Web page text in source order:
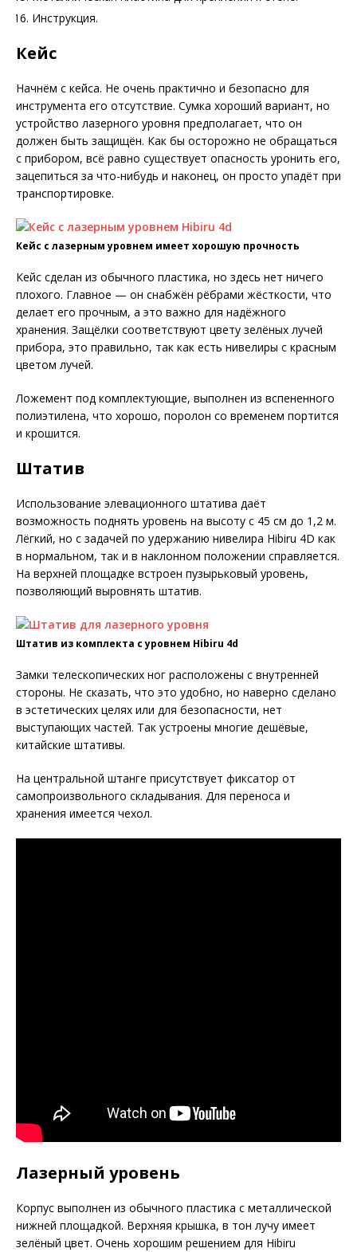
Инструкция.
Кейс
Начнём с кейса. Не очень практично и безопасно для
инструмента его отсутствие. Сумка хороший вариант, но
устройство лазерного уровня предполагает, что он
должен быть защищён. Как бы осторожно не обращаться
с прибором, всё равно существует опасность уронить его,
зацепиться за что-нибудь и наконец, он просто упадёт при
транспортировке.
Кейс с лазерным уровнем имеет хорошую прочность
Кейс сделан из обычного пластика, но здесь нет ничего
плохого. Главное — он снабжён рёбрами жёсткости, что
делает его прочным, а это важно для надёжного
хранения. Защёлки соответствуют цвету зелёных лучей
прибора, это правильно, так как есть нивелиры с красным
цветом лучей.
Ложемент под комплектующие, выполнен из вспененного
полиэтилена, что хорошо, поролон со временем портится
и крошится.
Штатив
Использование элевационного штатива даёт
возможность поднять уровень на высоту с 45 см до 1,2 м.
Лёгкий, но с задачей по удержанию нивелира Hibiru 4D как
в нормальном, так и в наклонном положении справляется.
На верхней площадке встроен пузырьковый уровень,
позволяющий выровнять штатив.
Штатив из комплекта с уровнем Hibiru 4d
Замки телескопических ног расположены с внутренней
стороны. Не сказать, что это удобно, но наверно сделано
в эстетических целях или для безопасности, нет
выступающих частей. Так устроены многие дешёвые,
китайские штативы.
На центральной штанге присутствует фиксатор от
самопроизвольного складывания. Для переноса и
хранения имеется чехол.
Лазерный уровень
Корпус выполнен из обычного пластика с металлической
нижней площадкой. Верхняя крышка, в тон лучу имеет
зелёный цвет. Очень хорошим решением для Hibiru